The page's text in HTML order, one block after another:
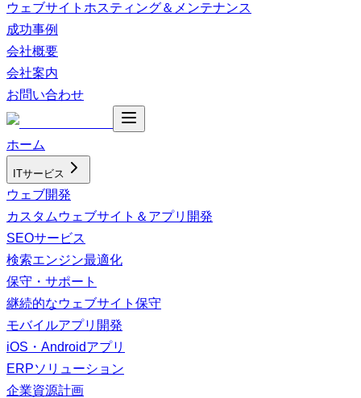
ウェブサイトホスティング＆メンテナンス
成功事例
会社概要
会社案内
お問い合わせ
ホーム
ITサービス
ウェブ開発
カスタムウェブサイト＆アプリ開発
SEOサービス
検索エンジン最適化
保守・サポート
継続的なウェブサイト保守
モバイルアプリ開発
iOS・Androidアプリ
ERPソリューション
企業資源計画